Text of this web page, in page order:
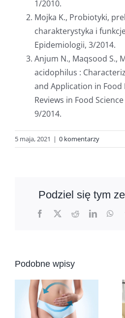
1/2010.
Mojka K., Probiotyki,
charakterystyka i
Epidemiologii, 3/2014.
Anjum N., Maqsood S.,
acidophilus :
and Application in
Reviews in Food
9/2014.
5 maja, 2021 | 0 komentarzy
Podziel się tym
Facebook
X RedditLinkedIn
Podobne wpisy